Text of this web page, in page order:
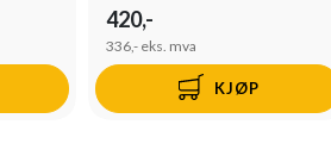
420,-
336,- eks. mva
KJØP